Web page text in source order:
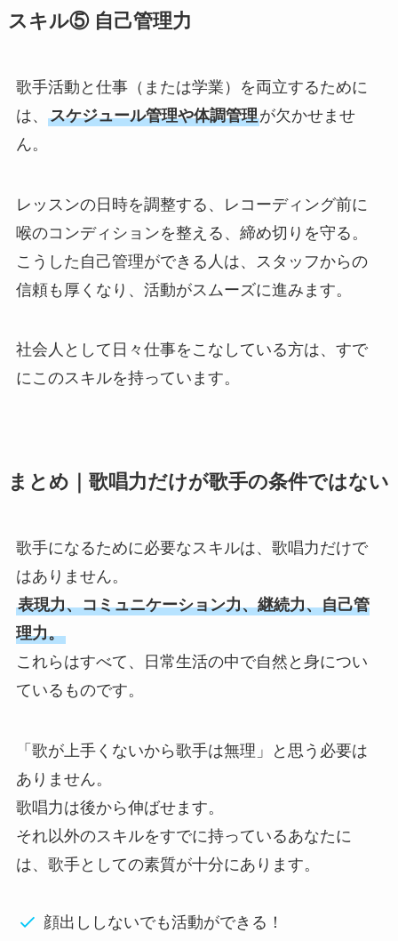
LIVE
STAFF BLOG
スキル⑤ 自己管理力
歌手活動と仕事（または学業）を両立するために
は、 スケジュール管理や体調管理が欠かせませ
ん。
レッスンの日時を調整する、レコーディング前に
喉のコンディションを整える、締め切りを守る。
こうした自己管理ができる人は、スタッフからの
信頼も厚くなり、活動がスムーズに進みます。
社会人として日々仕事をこなしている方は、すで
にこのスキルを持っています。
まとめ｜歌唱力だけが歌手の条件ではない
歌手になるために必要なスキルは、歌唱力だけで
はありません。
表現力、コミュニケーション力、継続力、自己管
理力。
これらはすべて、日常生活の中で自然と身につい
ているものです。
「歌が上手くないから歌手は無理」と思う必要は
ありません。
歌唱力は後から伸ばせます。
それ以外のスキルをすでに持っているあなたに
は、歌手としての素質が十分にあります。
顔出ししないでも活動ができる！